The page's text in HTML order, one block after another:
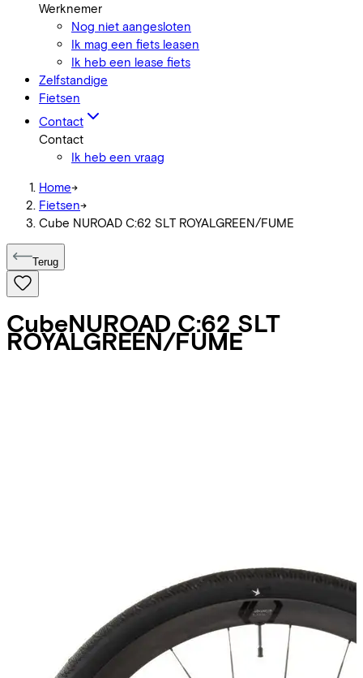
Werknemer
Nog niet aangesloten
Ik mag een fiets leasen
Ik heb een lease fiets
Zelfstandige
Fietsen
Contact
Contact
Ik heb een vraag
Home->
Fietsen->
Cube NUROAD C:62 SLT ROYALGREEN/FUME
Terug
CubeNUROAD C:62 SLT
ROYALGREEN/FUME